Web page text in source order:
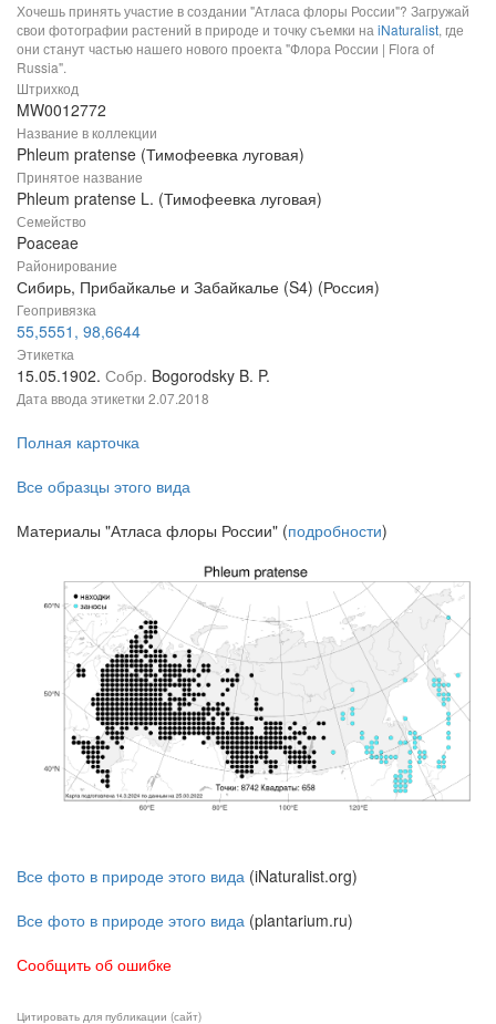
Хочешь принять участие в создании "Атласа флоры России"? Загружай
свои фотографии растений в природе и точку съемки на iNaturalist, где
они станут частью нашего нового проекта "Флора России | Flora of
Russia".
Штрихкод
MW0012772
Название в коллекции
Phleum pratense (Тимофеевка луговая)
Принятое название
Phleum pratense L. (Тимофеевка луговая)
Семейство
Poaceae
Районирование
Сибирь, Прибайкалье и Забайкалье (S4) (Россия)
Геопривязка
55,5551, 98,6644
Этикетка
15.05.1902. Собр. Bogorodsky B. P.
Дата ввода этикетки 2.07.2018
Полная карточка
Все образцы этого вида
Материалы "Атласа флоры России" (подробности)
Все фото в природе этого вида (iNaturalist.org)
Все фото в природе этого вида (plantarium.ru)
Сообщить об ошибке
Цитировать для публикации (сайт)